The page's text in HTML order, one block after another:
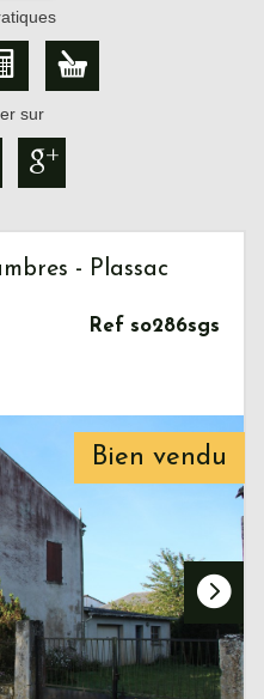
sur
Bien vendu
- Plassac
Ref so286sgs